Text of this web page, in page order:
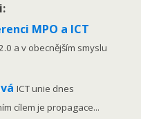
MPO a ICT
a v obecnějším smyslu
ICT unie dnes
cílem je propagace...